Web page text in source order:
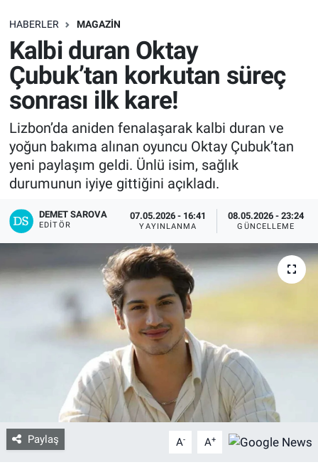
HABERLER MAGAZIN
Kalbi duran Oktay
Çubuk’tan korkutan süreç
sonrası ilk kare!
Lizbon’da aniden fenalaşarak kalbi duran ve
yoğun bakıma alınan oyuncu Oktay Çubuk’tan
yeni paylaşım geldi. Ünlü isim, sağlık
durumunun iyiye gittiğini açıkladı.
DEMET SAROVA
EDITÖR
07.05.2026 - 16:41
YAYINLANMA
08.05.2026 - 23:24
GÜNCELLEME
Paylaş A- A+
SAĞLIK
EKONOMİ
EĞİTİM
ÖZEL HABER
Keşfet
ASTROLOJİ
MANŞET
RESMİ İLANLAR
Bize ulaşın
İletişim/Künye
Yaşam